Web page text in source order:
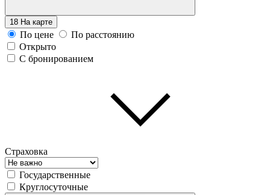
18 На карте
По цене
По расстоянию
Открыто
С бронированием
Страховка
Государственные
Круглосуточные